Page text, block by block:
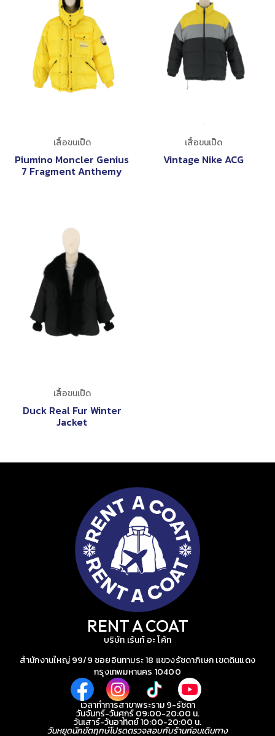
เสื้อขนเป็ด
Piumino Moncler Genius
7 Fragment Anthemy
เสื้อขนเป็ด
Vintage Nike ACG
เสื้อขนเป็ด
Duck Real Fur Winter
Jacket
RENT A COAT
บริษัท เร้นท์ อะ โค้ท
สำนักงานใหญ่ 99/9 ซอยอินทามระ 18 แขวงรัชดาภิเษก เขตดินแดง
กรุงเทพมหานคร 10400
เวลาทำการสาขาพระราม 9-รัชดา
วันจันทร์-วันศุกร์ 09:00-20:00 น.
วันเสาร์-วันอาทิตย์ 10:00-20:00 น.
วันหยุดนักขัตฤกษ์โปรดตรวจสอบกับร้านก่อนเดินทาง